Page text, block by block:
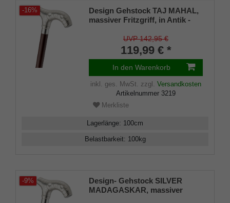
-16%
Design Gehstock TAJ MAHAL,
massiver Fritzgriff, in Antik -
stabiles Hartholz
mahagonifarben, inkl.
Gummipuffer
UVP 142,95 €
119,99 € *
In den Warenkorb
inkl. ges. MwSt. zzgl. Versandkosten
Artikelnummer 3219
Merkliste
Lagerlänge: 100cm
Belastbarkeit: 100kg
-9%
Design- Gehstock SILVER
MADAGASKAR, massiver